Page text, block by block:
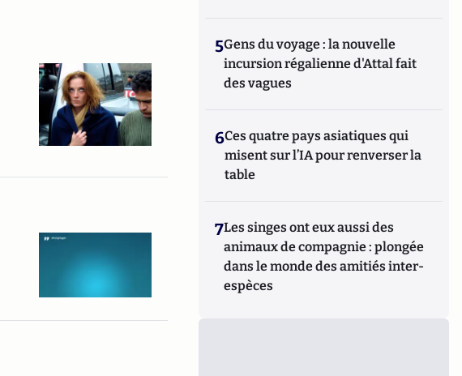
5Gens du voyage : la nouvelle
incursion régalienne d'Attal fait
des vagues
6Ces quatre pays asiatiques qui
misent sur l’IA pour renverser la
table
7Les singes ont eux aussi des
animaux de compagnie : plongée
dans le monde des amitiés inter-
espèces